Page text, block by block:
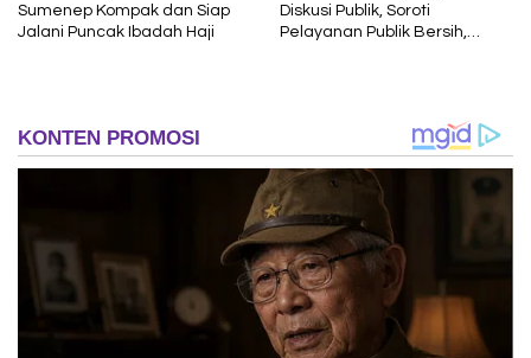
Sumenep Kompak dan Siap
Jalani Puncak Ibadah Haji
Diskusi Publik, Soroti
Pelayanan Publik Bersih,